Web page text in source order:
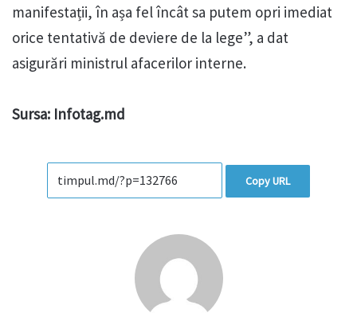
manifestații, în așa fel încât sa putem opri imediat
orice tentativă de deviere de la lege”, a dat
asigurări ministrul afacerilor interne.
Sursa: Infotag.md
Copy URL